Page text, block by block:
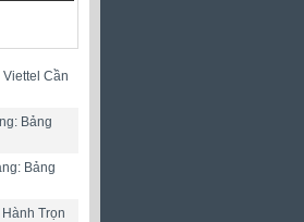
Cần
Bảng
Bảng
Trọn